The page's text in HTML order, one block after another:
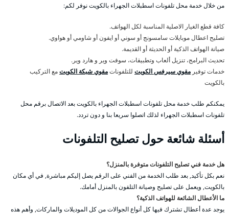
من خلال خدمة محل تلفونات اسطبلات الجهراء بالكويت نوفر لكم:
كافة قطع الغيار الاصلية المناسبة لكل الهواتف.
تصليح اعطال موبايلات سامسونج أو سوني أو ايفون أو شاومي أو هواوي.
صيانة الهواتف الذكية أو الحديثة أو القديمة.
تحديث البرامج، تنزيل ألعاب وتطبيقات، سوفت وير و هارد وير.
خدمات توفير مقوي سيرفس الكويت للتلفوناتمقوي شبكة الكويتمع التركيب
بالكويت
يمكنكم طلب خدمة محل تلفونات اسطبلات الجهراء بالكويت بعد الاتصال برقم محل
تلفونات اسطبلات الجهراء لذلك اتصلوا سريعا بنا و دون تردد.
أسئلة شائعة حول تصليح التلفونات
هل خدمة فني تصليح التلفونات متوفرة بالمنزل؟
نعم بكل تأكيد, بعد طلب الخدمة من الفني على الرقم يصل إليكم مباشرة, في أي مكان
بالكويت, ويعمل على تصليح وصيانة التلفون بالمنزل أمامك.
ما الأعطال الشائعة للهواتف الذكية؟
يوجد عدة أعطال تشترك فيها كل أنواع الجوالات من كل الموديلات والماركات, وأهم هذه